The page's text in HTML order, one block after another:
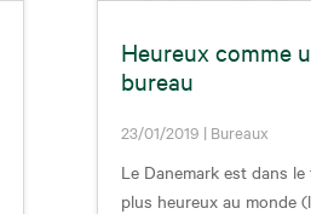
Heureux comme
bureau
23/01/2019 | Bureaux
Le Danemark est dans
plus heureux au monde